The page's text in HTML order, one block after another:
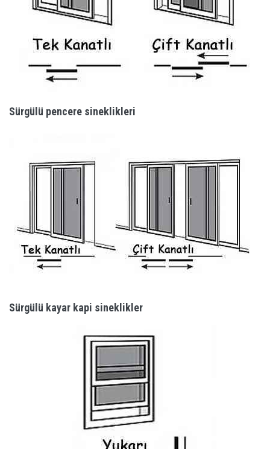
Sürgülü pencere sineklikleri
Sürgülü kayar kapi sineklikler